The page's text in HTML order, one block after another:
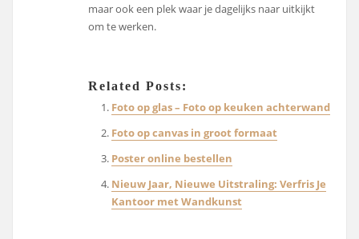
maar ook een plek waar je dagelijks naar uitkijkt
om te werken.
Related Posts:
Foto op glas – Foto op keuken achterwand
Foto op canvas in groot formaat
Poster online bestellen
Nieuw Jaar, Nieuwe Uitstraling: Verfris Je
Kantoor met Wandkunst